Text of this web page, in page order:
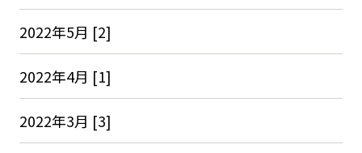
2022年5月 [2]
2022年4月 [1]
2022年3月 [3]